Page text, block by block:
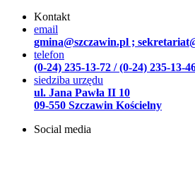
Kontakt
email
gmina@szczawin.pl ;
telefon
(0-24) 235-13-72 / (0-24) 235-13-
siedziba urzędu
ul. Jana Pawła II 10
09-550 Szczawin Kościelny
Social media